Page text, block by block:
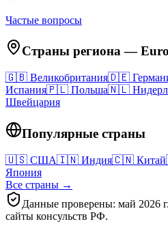
Частые вопросы
Страны региона—
🇬🇧 Великобритания🇩🇪
Испания🇵🇱 Польша🇳🇱
Швейцария
Популярные страны
🇺🇸 США🇮🇳 Индия🇨🇳 Китай
Япония
Все страны →
Данные проверены: май 2026
сайты консульств РФ.